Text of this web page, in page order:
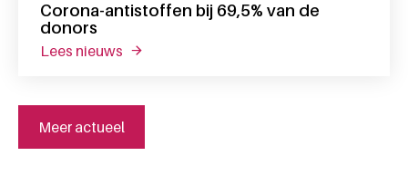
Corona-antistoffen bij 69,5% van de
donors
lees nieuws over corona-antistoffen bij 69,5% van de
Meer actueel